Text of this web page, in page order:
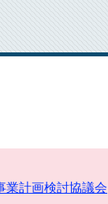
業計画検討協議会